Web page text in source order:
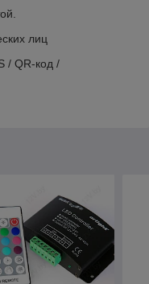
лиц
/ QR-код /